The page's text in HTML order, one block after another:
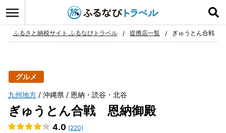
お気に入り
ふるさと納税サイト ふるなびトラベル 提携店一覧 ぎゅうとん合戦
グルメ
九州地方 沖縄県 恩納・読谷・北谷
ぎゅうとん合戦 恩納御殿
4.0 (220)